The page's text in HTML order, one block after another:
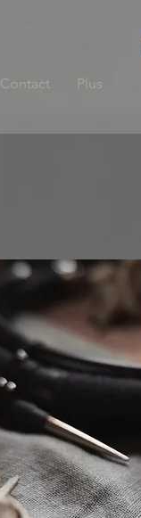
Contact Plus